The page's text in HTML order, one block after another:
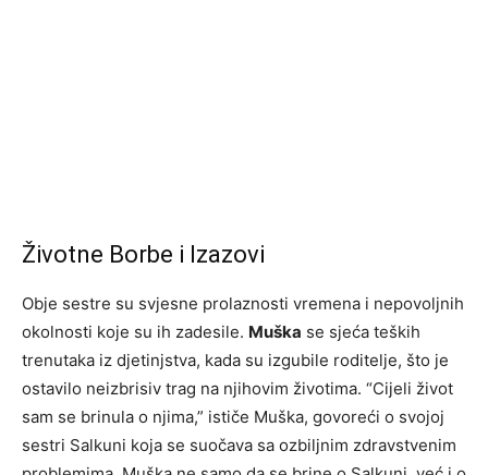
Životne Borbe i Izazovi
Obje sestre su svjesne prolaznosti vremena i nepovoljnih
okolnosti koje su ih zadesile. Muška se sjeća teških
trenutaka iz djetinjstva, kada su izgubile roditelje, što je
ostavilo neizbrisiv trag na njihovim životima. “Cijeli život
sam se brinula o njima,” ističe Muška, govoreći o svojoj
sestri Salkuni koja se suočava sa ozbiljnim zdravstvenim